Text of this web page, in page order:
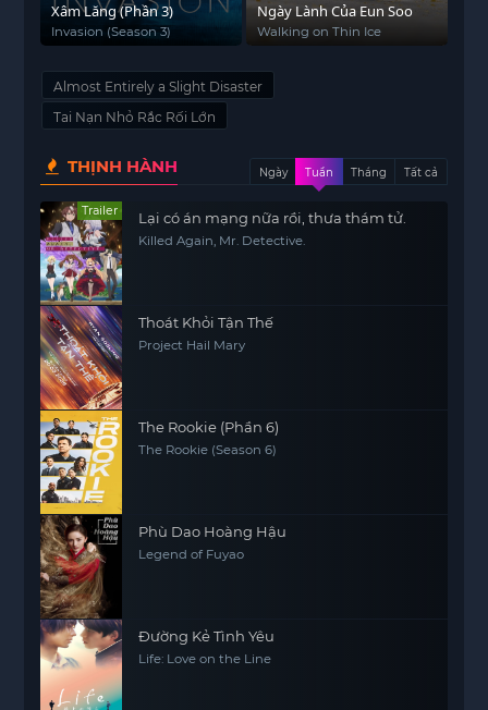
Xâm Lăng (Phần 3)
Invasion (Season 3)
Ngày Lành Của Eun Soo
Walking on Thin Ice
Almost Entirely a Slight Disaster
Tai Nạn Nhỏ Rắc Rối Lớn
THỊNH HÀNH Ngày Tuần Tháng Tất cả
Trailer Lại có án mạng nữa rồi, thưa thám tử.
Killed Again, Mr. Detective.
Thoát Khỏi Tận Thế
Project Hail Mary
The Rookie (Phần 6)
The Rookie (Season 6)
Phù Dao Hoàng Hậu
Legend of Fuyao
Đường Kẻ Tình Yêu
Life: Love on the Line